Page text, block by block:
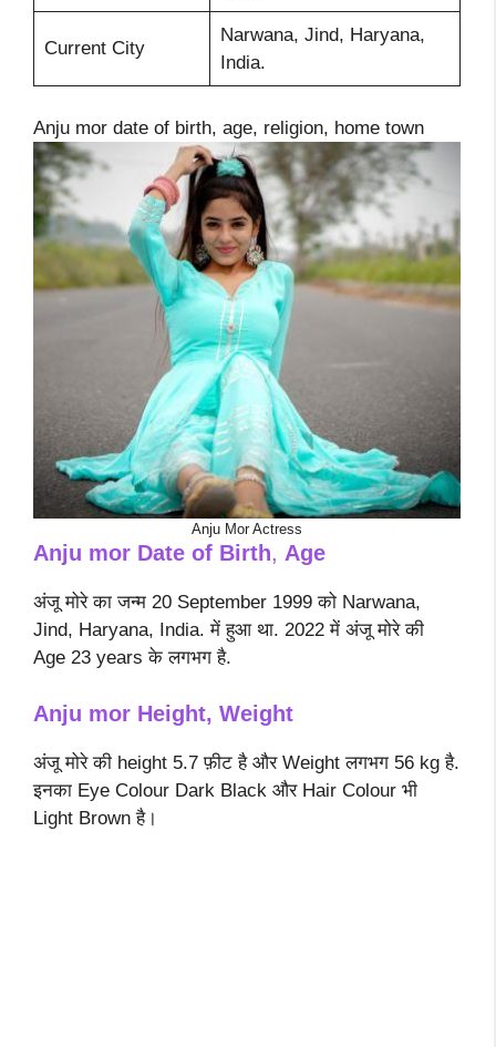
Current City
Narwana, Jind, Haryana,
India.
Anju mor date of birth, age, religion, home town
Anju Mor Actress
Anju mor Date of Birth, Age
अंजू मोरे का जन्म 20 September 1999 को Narwana,
Jind, Haryana, India. में हुआ था. 2022 में अंजू मोरे की
Age 23 years के लगभग है.
Anju mor Height, Weight
अंजू मोरे की height 5.7 फ़ीट है और Weight लगभग 56 kg है.
इनका Eye Colour Dark Black और Hair Colour भी
Light Brown है।